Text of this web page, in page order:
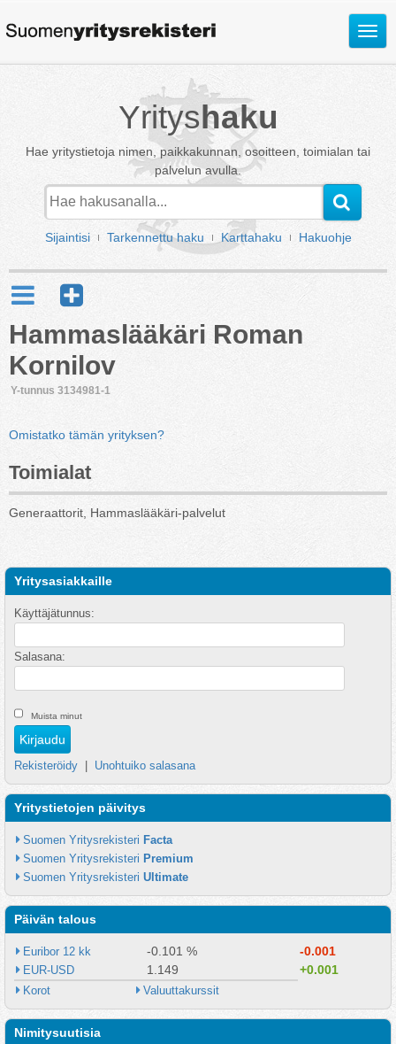
Avaa
Yrityshaku
Hae yritystietoja nimen, paikkakunnan, osoitteen, toimialan tai
palvelun avulla.
Sijaintisi Tarkennettu haku Karttahaku Hakuohje
Hammaslääkäri Roman
Kornilov
Y-tunnus 3134981-1
Omistatko tämän yrityksen?
Toimialat
Generaattorit, Hammaslääkäri-palvelut
Yritysasiakkaille
Käyttäjätunnus:
Salasana:
Muista minut
Rekisteröidy Unohtuiko salasana
Yritystietojen päivitys
Suomen Yritysrekisteri Facta
Suomen Yritysrekisteri Premium
Suomen Yritysrekisteri Ultimate
Päivän talous
Euribor 12 kk -0.101 % -0.001
EUR-USD 1.149 +0.001
Korot Valuuttakurssit
Nimitysuutisia